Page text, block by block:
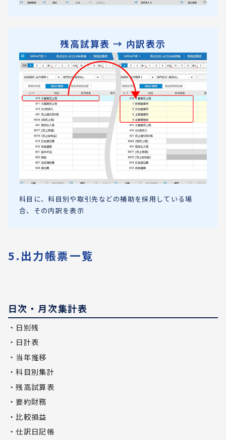
残高試算表 → 内訳表示
科目に、科目別や取引先などの補助を採用している場
合、その内訳を表示
5.出力帳票一覧
日次・月次集計表
・日別残
・日計表
・当年推移
・科目別集計
・残高試算表
・要約財務
・比較損益
・仕訳日記帳